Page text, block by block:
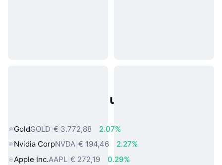
Populaire activa uit de echte
GoldGOLD € 3.772,88
2.07%
Nvidia CorpNVDA € 194,46
2.27%
Apple Inc.AAPL € 272,19
0.29%